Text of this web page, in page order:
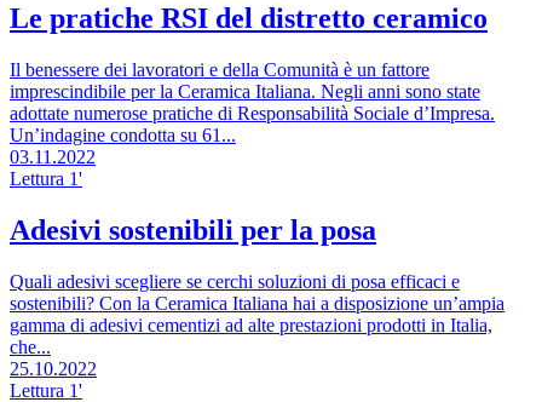
Le pratiche RSI del distretto ceramico
Il benessere dei lavoratori e della Comunità è un fattore
imprescindibile per la Ceramica Italiana. Negli anni sono state
adottate numerose pratiche di Responsabilità Sociale d’Impresa.
Un’indagine condotta su 61...
03.11.2022
Lettura 1'
Adesivi sostenibili per la posa
Quali adesivi scegliere se cerchi soluzioni di posa efficaci e
sostenibili? Con la Ceramica Italiana hai a disposizione un’ampia
gamma di adesivi cementizi ad alte prestazioni prodotti in Italia,
che...
25.10.2022
Lettura 1'